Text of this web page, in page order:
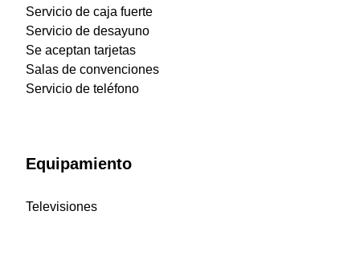
Servicio de caja fuerte
Servicio de desayuno
Se aceptan tarjetas
Salas de convenciones
Servicio de teléfono
Equipamiento
Televisiones